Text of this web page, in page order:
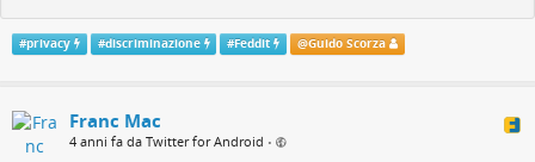
#privacy #discriminazione #Feddit @Guido Scorza
Franc Mac
4 anni fa da Twitter for Android •